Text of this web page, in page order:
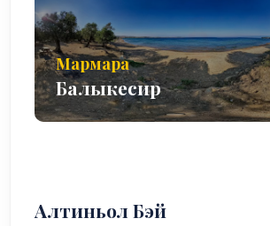
Мармара
Балыкесир
Алтиньол Бэй